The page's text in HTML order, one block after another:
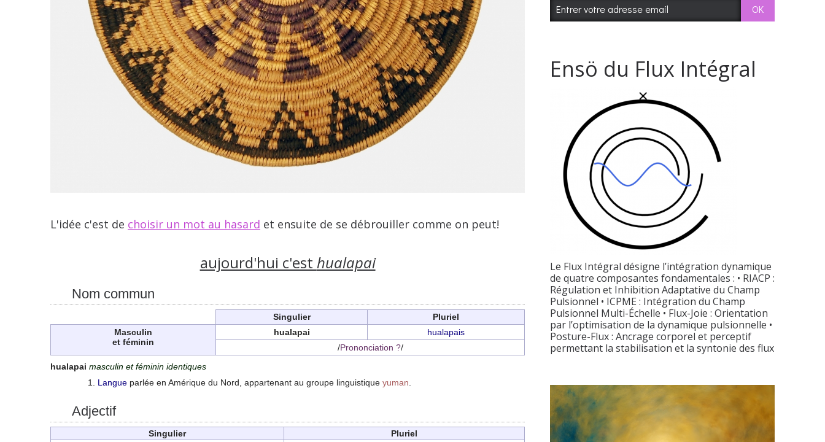
L'idée c'est de choisir un mot au hasard et ensuite de se débrouiller comme on peut!
aujourd'hui c'est hualapai
Nom commun
Singulier
Pluriel
Masculin
et féminin
hualapai
hualapais
/Prononciation ?/
hualapai masculin et féminin identiques
Langueparlée en Amérique du Nord, appartenant au groupe linguistique yuman.
Adjectif
Singulier
Pluriel
Ensö du Flux Intégral
Le Flux Intégral désigne l’intégration dynamique
de quatre composantes fondamentales : • RIACP :
Régulation et Inhibition Adaptative du Champ
Pulsionnel • ICPME : Intégration du Champ
Pulsionnel Multi-Échelle • Flux-Joie : Orientation
par l’optimisation de la dynamique pulsionnelle •
Posture-Flux : Ancrage corporel et perceptif
permettant la stabilisation et la syntonie des flux